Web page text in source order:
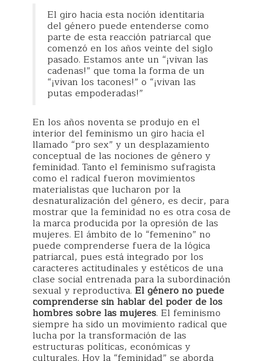
El giro hacia esta noción identitaria
del género puede entenderse como
parte de esta reacción patriarcal que
comenzó en los años veinte del siglo
pasado. Estamos ante un “¡vivan las
cadenas!” que toma la forma de un
“¡vivan los tacones!” o “¡vivan las
putas empoderadas!”
En los años noventa se produjo en el
interior del feminismo un giro hacia el
llamado “pro sex” y un desplazamiento
conceptual de las nociones de género y
feminidad. Tanto el feminismo sufragista
como el radical fueron movimientos
materialistas que lucharon por la
desnaturalización del género, es decir, para
mostrar que la feminidad no es otra cosa de
la marca producida por la opresión de las
mujeres. El ámbito de lo “femenino” no
puede comprenderse fuera de la lógica
patriarcal, pues está integrado por los
caracteres actitudinales y estéticos de una
clase social entrenada para la subordinación
sexual y reproductiva. El género no puede
comprenderse sin hablar del poder de los
hombres sobre las mujeres. El feminismo
siempre ha sido un movimiento radical que
lucha por la transformación de las
estructuras políticas, económicas y